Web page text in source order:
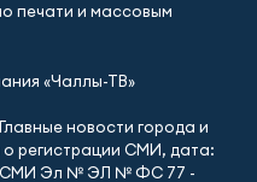
печати и массовым
«Чаллы-ТВ»
новости города и
регистрации СМИ, дата:
СМИ Эл № ЭЛ № ФС 77 -